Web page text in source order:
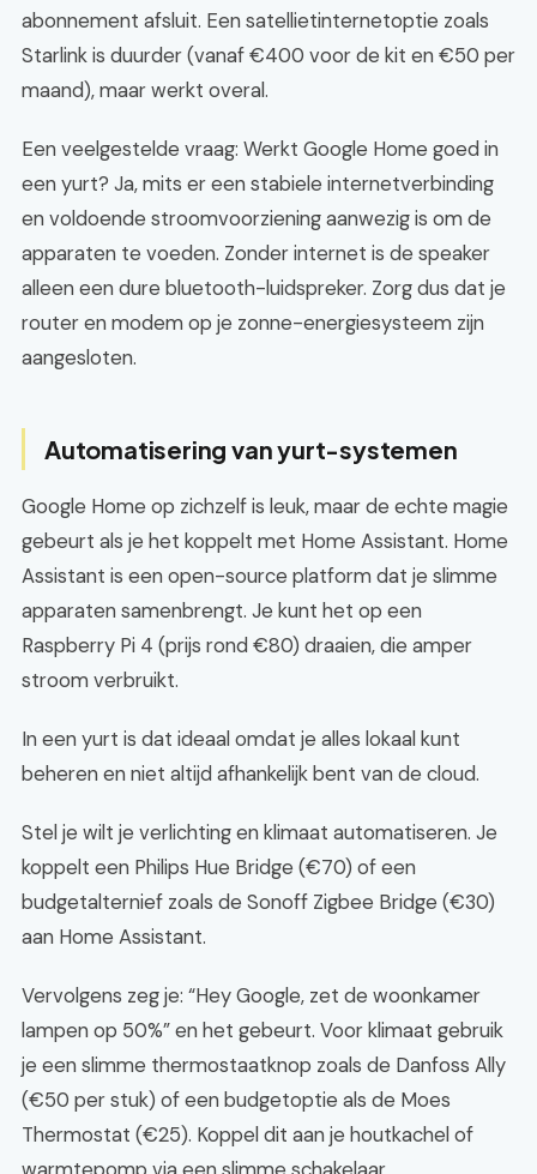
abonnement afsluit. Een satellietinternetoptie zoals
Starlink is duurder (vanaf €400 voor de kit en €50 per
maand), maar werkt overal.
Een veelgestelde vraag: Werkt Google Home goed in
een yurt? Ja, mits er een stabiele internetverbinding
en voldoende stroomvoorziening aanwezig is om de
apparaten te voeden. Zonder internet is de speaker
alleen een dure bluetooth-luidspreker. Zorg dus dat je
router en modem op je zonne-energiesysteem zijn
aangesloten.
Automatisering van yurt-systemen
Google Home op zichzelf is leuk, maar de echte magie
gebeurt als je het koppelt met Home Assistant. Home
Assistant is een open-source platform dat je slimme
apparaten samenbrengt. Je kunt het op een
Raspberry Pi 4 (prijs rond €80) draaien, die amper
stroom verbruikt.
In een yurt is dat ideaal omdat je alles lokaal kunt
beheren en niet altijd afhankelijk bent van de cloud.
Stel je wilt je verlichting en klimaat automatiseren. Je
koppelt een Philips Hue Bridge (€70) of een
budgetalternief zoals de Sonoff Zigbee Bridge (€30)
aan Home Assistant.
Vervolgens zeg je: “Hey Google, zet de woonkamer
lampen op 50%” en het gebeurt. Voor klimaat gebruik
je een slimme thermostaatknop zoals de Danfoss Ally
(€50 per stuk) of een budgetoptie als de Moes
Thermostat (€25). Koppel dit aan je houtkachel of